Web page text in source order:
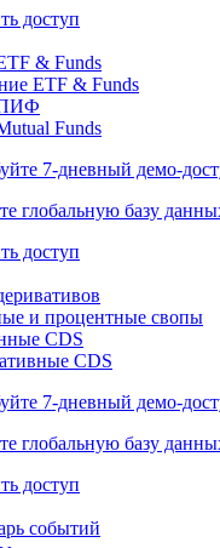
7-дневный
глобальную базу данных
доступ
& Funds
ETF & Funds
Funds
7-дневный
глобальную базу данных
доступ
и процентные свопы
CDS
CDS
7-дневный
глобальную базу данных